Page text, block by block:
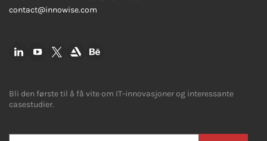
contact@innowise.com
Bli den første til å få vite om IT-innovasjoner og interessante
casestudier.